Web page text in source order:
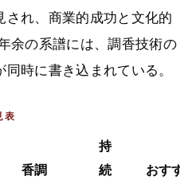
され、商業的成功と文化的
余の系譜には、調香技術の
時に書き込まれている。
表
香調
持
続
おすす